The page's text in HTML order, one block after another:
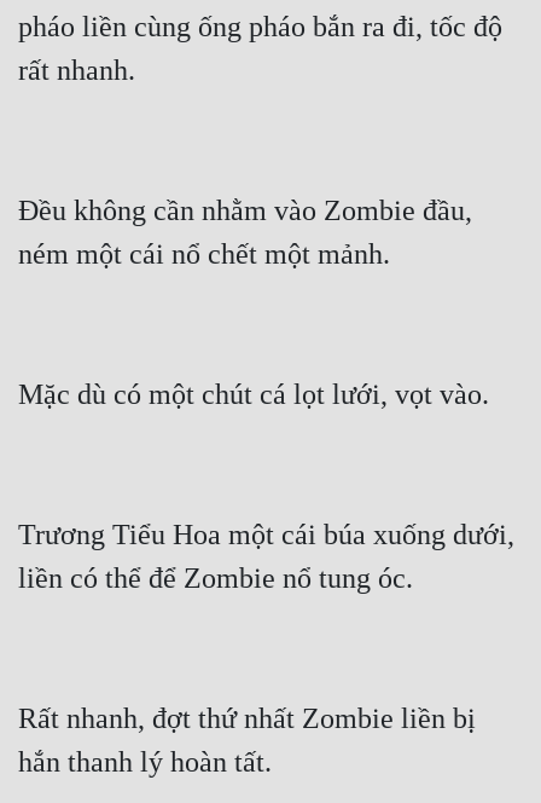
Đẹp
Cơ Trí
Sát Phạt Quyết Đoán
pháo liền cùng ống pháo bắn ra đi, tốc độ
rất nhanh.
Đều không cần nhằm vào Zombie đầu,
ném một cái nổ chết một mảnh.
Mặc dù có một chút cá lọt lưới, vọt vào.
Trương Tiểu Hoa một cái búa xuống dưới,
liền có thể để Zombie nổ tung óc.
Rất nhanh, đợt thứ nhất Zombie liền bị
hắn thanh lý hoàn tất.